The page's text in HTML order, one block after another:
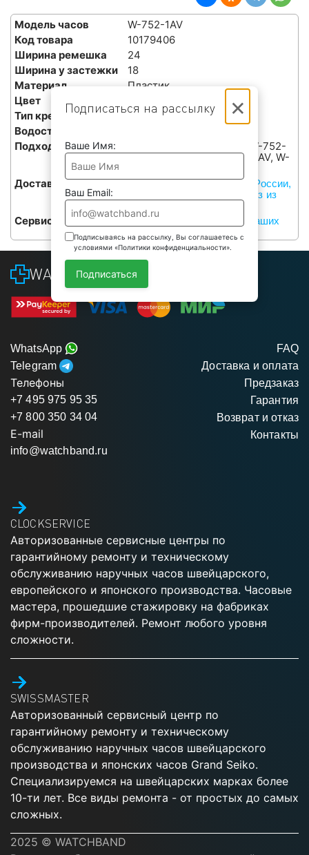
×
Подписаться на рассылку
Ваше Имя:
Ваш Email:
Подписываясь на рассылку, Вы соглашаетесь с
условиями «Политики конфиденциальности».
Подписаться
Модель часов
W-752-1AV
Код товара
10179406
Ширина ремешка
24
Ширина у застежки
18
Материал
Пластик
Цвет
Тип крепления
Уникальное
Водостойкость
Подходит для часов
W-752-1AV, W-752-2BV, W-752-
4BV, W-752-9BV, W-753-1AV, W-
Доставка
Курьерами СДЭК по всей России,
или бесплатный самовывоз из
наших сервисов в Москве
Сервис
Бесплатная установка в наших
сервисах в Москве
WATCHBAND
WhatsApp
Telegram
Телефоны
+7 495 975 95 35
+7 800 350 34 04
E-mail
info@watchband.ru
FAQ
Доставка и оплата
Предзаказ
Гарантия
Возврат и отказ
Контакты
CLOCKSERVICE
Авторизованные сервисные центры по
гарантийному ремонту и техническому
обслуживанию наручных часов швейцарского,
европейского и японского производства. Часовые
мастера, прошедшие стажировку на фабриках
фирм-производителей. Ремонт любого уровня
сложности.
SWISSMASTER
Авторизованный сервисный центр по
гарантийному ремонту и техническому
обслуживанию наручных часов швейцарского
производства и японских часов Grand Seiko.
Специализируемся на швейцарских марках более
10-ти лет. Все виды ремонта - от простых до самых
сложных.
2025 © WATCHBAND